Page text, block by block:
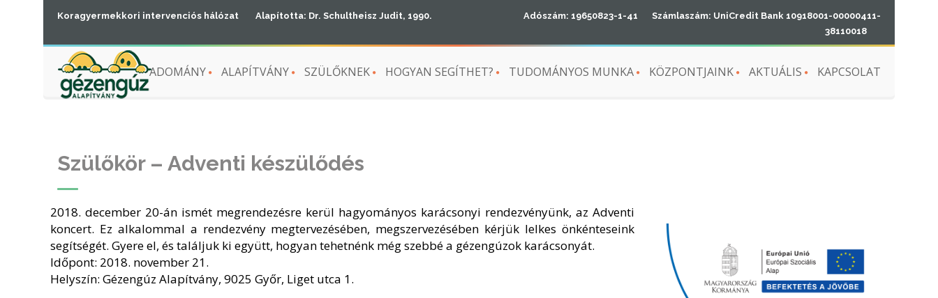
Koragyermekkori intervenciós hálózat Alapította: Dr. Schultheisz Judit, 1990. Adószám: 19650823-1-41
Számlaszám: UniCredit Bank 10918001-00000411-
38110018
ADOMÁNY ALAPÍTVÁNY SZÜLŐKNEK HOGYAN SEGÍTHET? TUDOMÁNYOS MUNKA KÖZPONTJAINK AKTUÁLIS KAPCSOLAT
Szülőkör – Adventi készülődés
2018. december 20-án ismét megrendezésre kerül hagyományos karácsonyi rendezvényünk, az Adventi
koncert. Ez alkalommal a rendezvény megtervezésében, megszervezésében kérjük lelkes önkénteseink
segítségét. Gyere el, és találjuk ki együtt, hogyan tehetnénk még szebbé a gézengúzok karácsonyát.
Időpont: 2018. november 21.
Helyszín: Gézengúz Alapítvány, 9025 Győr, Liget utca 1.